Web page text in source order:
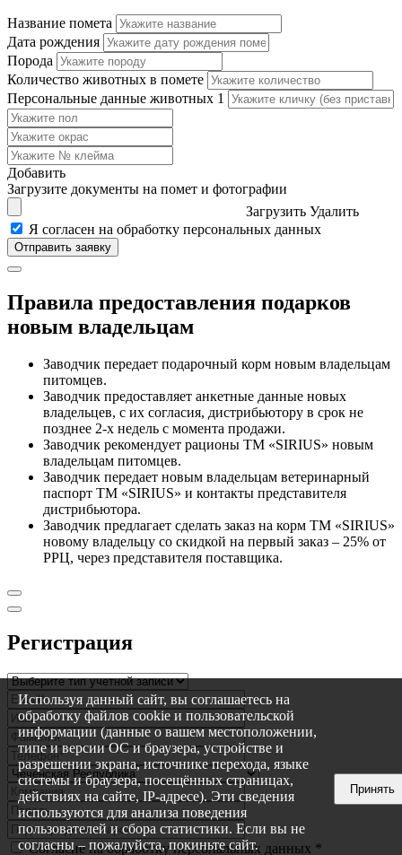
Название помета
Дата рождения
Порода
Количество животных в помете
Персональные данные животных 1
Добавить
Загрузите документы на помет и фотографии
Загрузить Удалить
Я согласен на обработку персональных данных
Правила предоставления подарков
новым владельцам
Заводчик передает подарочный корм новым владельцам
питомцев.
Заводчик предоставляет анкетные данные новых
владельцев, с их согласия, дистрибьютору в срок не
позднее 2-х недель с момента продажи.
Заводчик рекомендует рационы ТМ «SIRIUS» новым
владельцам питомцев.
Заводчик передает новым владельцам ветеринарный
паспорт ТМ «SIRIUS» и контакты представителя
дистрибьютора.
Заводчик предлагает сделать заказ на корм ТМ «SIRIUS»
новому владельцу со скидкой на первый заказ – 25% от
РРЦ, через представителя поставщика.
Регистрация
Согласие на обработку персональных данных *
Используя данный сайт, вы соглашаетесь на
обработку файлов cookie и пользовательской
информации (данные о вашем местоположении,
типе и версии ОС и браузера, устройстве и
разрешении экрана, источнике перехода, языке
системы и браузера, посещённых страницах,
действиях на сайте, IP-адресе). Эти сведения
используются для анализа поведения
пользователей и сбора статистики. Если вы не
согласны – пожалуйста, покиньте сайт.
Принять